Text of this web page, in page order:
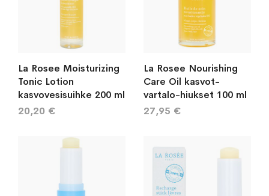
La Rosee Moisturizing
Tonic Lotion
kasvovesisuihke 200 ml
20,20 €
La Rosee Nourishing
Care Oil kasvot-
vartalo-hiukset 100 ml
27,95 €